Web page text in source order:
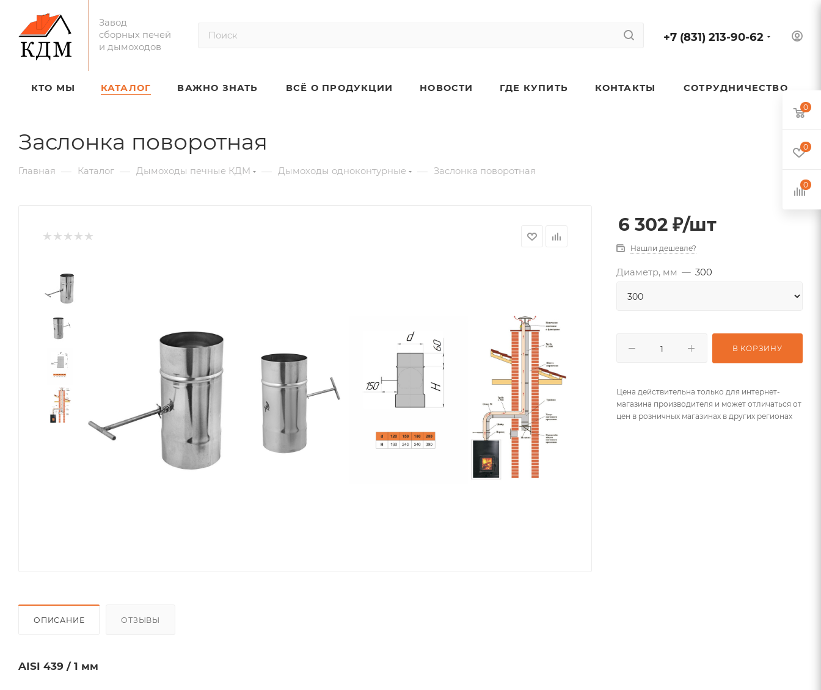
Завод
сборных печей
и дымоходов
+7 (831) 213-90-62
КТО МЫ КАТАЛОГ ВАЖНО ЗНАТЬ ВСЁ О ПРОДУКЦИИ НОВОСТИ ГДЕ КУПИТЬ КОНТАКТЫ СОТРУДНИЧЕСТВО
Заслонка поворотная
Главная — Каталог — Дымоходы печные КДМ — Дымоходы одноконтурные — Заслонка поворотная
ОПИСАНИЕ ОТЗЫВЫ
AISI 439 / 1 мм
6 302 ₽/шт
Нашли дешевле?
Диаметр, мм — 300
В КОРЗИНУ
Цена действительна только для интернет-
магазина производителя и может отличаться от
цен в розничных магазинах в других регионах
0
0
0